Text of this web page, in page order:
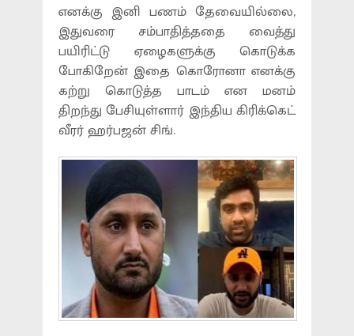
எனக்கு இனி பணம் தேவையில்லை,
இதுவரை சம்பாதித்ததை வைத்து
பயிரிட்டு ஏழைகளுக்கு கொடுக்க
போகிறேன் இதை கொரோனா எனக்கு
கற்று கொடுத்த பாடம் என மனம்
திறந்து பேசியுள்ளார் இந்திய கிரிக்கெட்
வீரர் ஹர்பஜன் சிங்.